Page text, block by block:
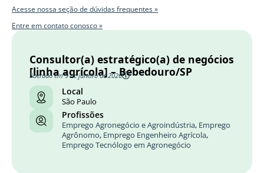
Acesse nossa seção de dúvidas frequentes »
Entre em contato conosco »
Consultor(a) estratégico(a) de negócios
[linha agrícola] – Bebedouro/SP
liberado em 9 de janeiro de 2026
Local
São Paulo
Profissões
Emprego Agronegócio e Agroindústria, Emprego
Agrônomo, Emprego Engenheiro Agrícola,
Emprego Tecnólogo em Agronegócio